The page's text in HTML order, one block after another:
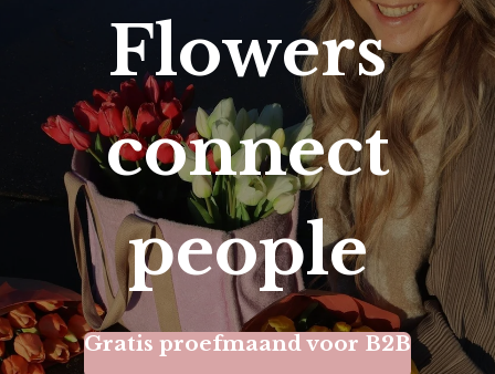
Flowers
connect
people
Gratis proefmaand voor B2B